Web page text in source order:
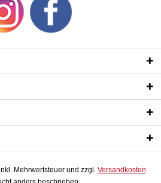
Mehrwertsteuer und zzgl. Versandkosten